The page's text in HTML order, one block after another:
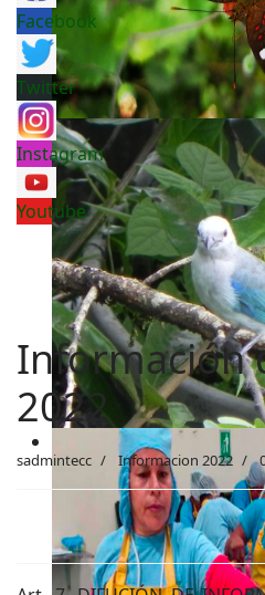
Facebook
Twitter
Instagram
Youtube
Información
2022
sadmintecc Informacion 2022